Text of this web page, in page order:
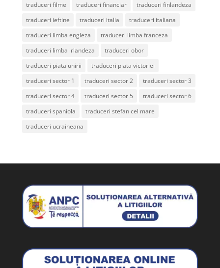
traduceri filme
traduceri financiar
traduceri finlandeza
traduceri ieftine
traduceri italia
traduceri italiana
traduceri limba engleza
traduceri limba franceza
traduceri limba irlandeza
traduceri obor
traduceri piata unirii
traduceri piata victoriei
traduceri sector 1
traduceri sector 2
traduceri sector 3
traduceri sector 4
traduceri sector 5
traduceri sector 6
traduceri spaniola
traduceri stefan cel mare
traduceri ucraineana